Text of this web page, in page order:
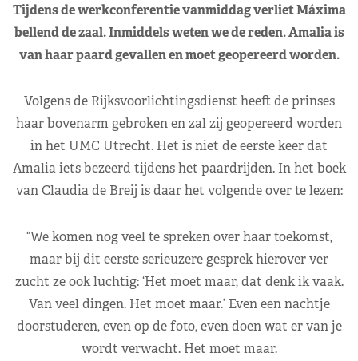
Tijdens de werkconferentie vanmiddag verliet Máxima
bellend de zaal. Inmiddels weten we de reden. Amalia is
van haar paard gevallen en moet geopereerd worden.
Volgens de Rijksvoorlichtingsdienst heeft de prinses
haar bovenarm gebroken en zal zij geopereerd worden
in het UMC Utrecht. Het is niet de eerste keer dat
Amalia iets bezeerd tijdens het paardrijden. In het boek
van Claudia de Breij is daar het volgende over te lezen:
“We komen nog veel te spreken over haar toekomst,
maar bij dit eerste serieuzere gesprek hierover ver
zucht ze ook luchtig: ‘Het moet maar, dat denk ik vaak.
Van veel dingen. Het moet maar.’ Even een nachtje
doorstuderen, even op de foto, even doen wat er van je
wordt verwacht. Het moet maar.